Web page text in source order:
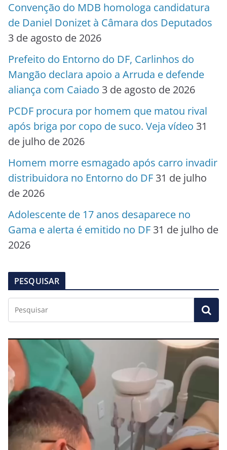
Convenção do MDB homologa candidatura
de Daniel Donizet à Câmara dos Deputados
3 de agosto de 2026
Prefeito do Entorno do DF, Carlinhos do
Mangão declara apoio a Arruda e defende
aliança com Caiado 3 de agosto de 2026
PCDF procura por homem que matou rival
após briga por copo de suco. Veja vídeo 31
de julho de 2026
Homem morre esmagado após carro invadir
distribuidora no Entorno do DF 31 de julho
de 2026
Adolescente de 17 anos desaparece no
Gama e alerta é emitido no DF 31 de julho de
2026
PESQUISAR